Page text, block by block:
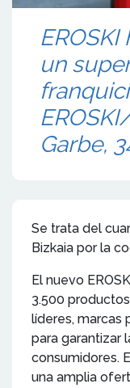
un
Garbe,
Se trata del
Bizkaia por la
El nuevo
3.500
líderes, marcas
para garantizar
consumidores.
una amplia